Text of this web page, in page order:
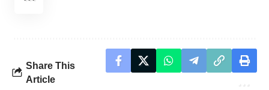
Share This
Article